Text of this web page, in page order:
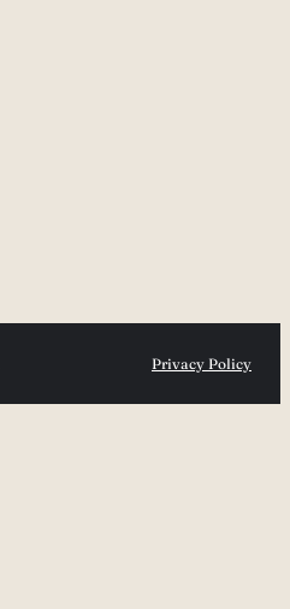
Privacy Policy